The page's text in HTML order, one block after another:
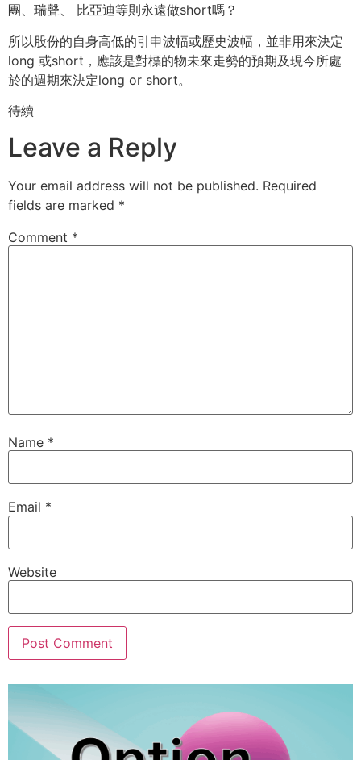
團、 瑞聲、 比亞迪等則永遠做short嗎？
所以股份的自身高低的引申波幅或歷史波幅，並非用來決定
long 或short， 應該是對標的物未來走勢的預期及現今所處
於的週期來決定long or short。
待續
Leave a Reply
Your email address will not be published. Required
fields are marked *
Comment *
Name *
Email *
Website